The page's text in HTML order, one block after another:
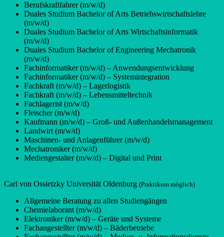
Berufskraftfahrer (m/w/d)
Duales Studium Bachelor of Arts Betriebswirtschaftslehre
(m/w/d)
Duales Studium Bachelor of Arts Wirtschaftsinformatik
(m/w/d)
Duales Studium Bachelor of Engineering Mechatronik
(m/w/d)
Fachinformatiker (m/w/d) – Anwendungsentwicklung
Fachinformatiker (m/w/d) – Systemintegration
Fachkraft (m/w/d) – Lagerlogistik
Fachkraft (m/w/d) – Lebensmitteltechnik
Fachlagerist (m/w/d)
Fleischer (m/w/d)
Kaufmann (m/w/d) – Groß- und Außenhandelsmanagement
Landwirt (m/w/d)
Maschinen- und Anlagenführer (m/w/d)
Mechatroniker (m/w/d)
Mediengestalter (m/w/d) – Digital und Print
Carl von Ossietzky Universität Oldenburg (Praktikum möglich)
Allgemeine Beratung zu allen Studiengängen
Chemielaborant (m/w/d)
Elektroniker (m/w/d) – Geräte und Systeme
Fachangestellter (m/w/d) – Bäderbetriebe